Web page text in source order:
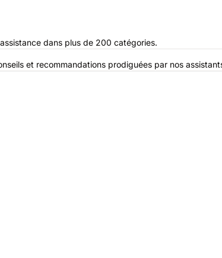
dans plus de 200 catégories.
et recommandations prodiguées par nos